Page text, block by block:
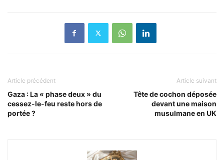
Article précédent
Gaza : La « phase deux » du
cessez-le-feu reste hors de
portée ?
Article suivant
Tête de cochon déposée
devant une maison
musulmane en UK